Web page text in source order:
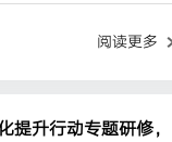
阅读更多
提升行动专题研修，